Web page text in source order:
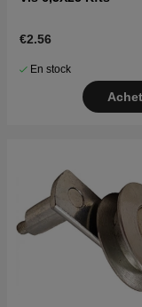
€2.56
En stock